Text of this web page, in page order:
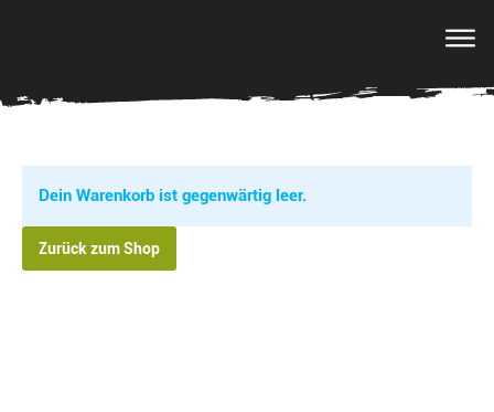
Dein Warenkorb ist gegenwärtig leer.
Zurück zum Shop